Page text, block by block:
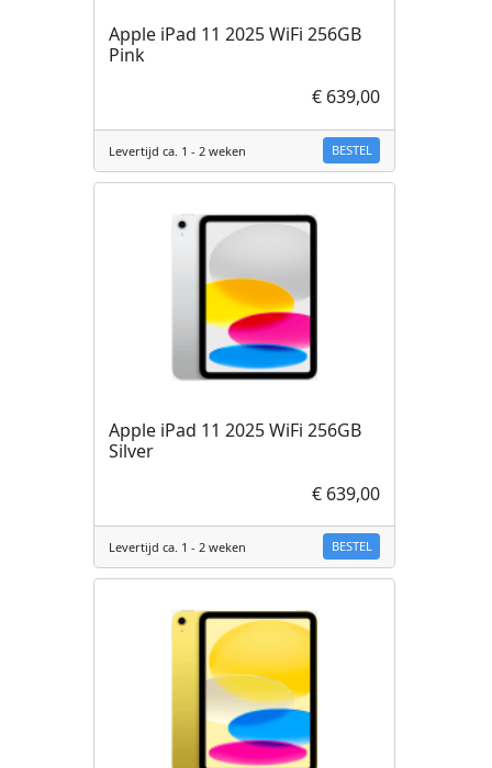
Apple iPad 11 2025 WiFi 256GB
Pink
€ 639,00
Levertijd ca. 1 - 2 weken BESTEL
Apple iPad 11 2025 WiFi 256GB
Silver
€ 639,00
Levertijd ca. 1 - 2 weken BESTEL